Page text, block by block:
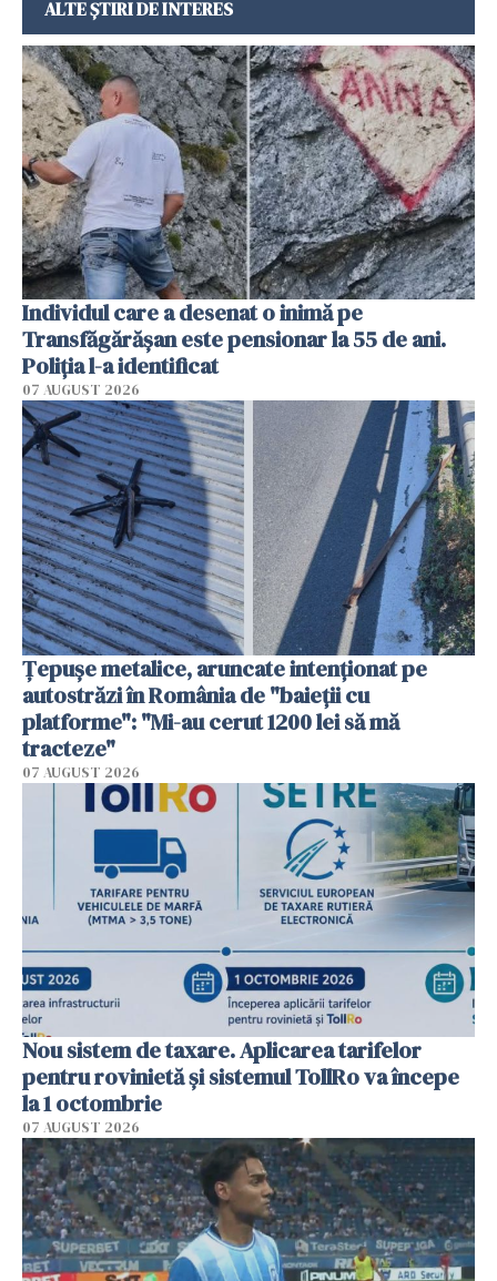
ALTE ȘTIRI DE INTERES
Individul care a desenat o inimă pe
Transfăgărășan este pensionar la 55 de ani.
Poliția l-a identificat
07 AUGUST 2026
Țepușe metalice, aruncate intenționat pe
autostrăzi în România de "baieții cu
platforme": "Mi-au cerut 1200 lei să mă
tracteze"
07 AUGUST 2026
Nou sistem de taxare. Aplicarea tarifelor
pentru rovinietă şi sistemul TollRo va începe
la 1 octombrie
07 AUGUST 2026